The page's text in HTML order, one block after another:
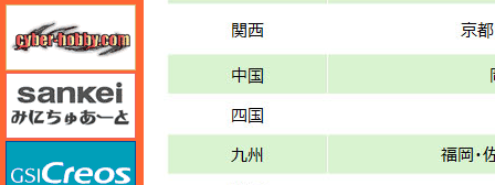
さんけい みにちゅあーと